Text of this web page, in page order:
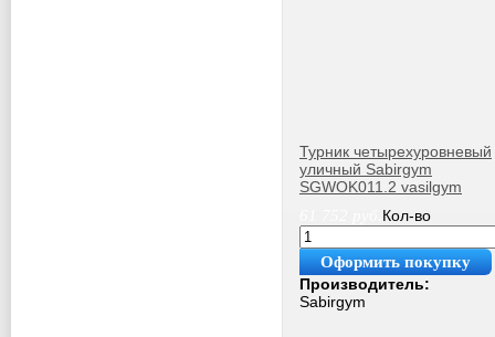
Турник четырехуровневый
уличный Sabirgym
SGWOK011.2 vasilgym
Кол-во
Оформить покупку
Производитель:
Sabirgym